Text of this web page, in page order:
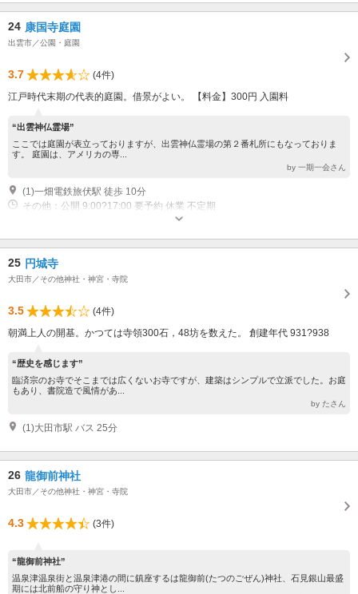
24 康国寺庭園
出雲市／公園・庭園
3.7
(4件)
江戸時代末期の代表的庭園。借景がよい。 【料金】300円 入園料
“出雲神仏霊場”
ここでは庭園が表立っておりますが、出雲神仏霊場の第２番札所にもなっておりま
す。 庭園は、アメリカの専...
by 一期一会さん
(1)一畑電鉄旅伏駅 徒歩 10分
その他：公開 9:00?17:00 要予約 休業 不定期
25 円城寺
大田市／その他神社・神宮・寺院
3.5
(4件)
朝満上人の開基。かつては寺領300石，48坊を数えた。 創建年代 931?938
“歴史を感じます”
臨済宗のお寺でそこまでは広くないお寺ですが、建築はシンプルで立派でした。お庭
もあり、書院造で風情があ...
by たさん
(1)大田市駅 バス 25分
26 龍御前神社
大田市／その他神社・神宮・寺院
4.3 (3件)
“龍御前神社”
温泉津温泉街と温泉津港の間に鎮座するは龍御前(たつのごぜん)神社、石見銀山最盛
期には北前船の守り神とし...